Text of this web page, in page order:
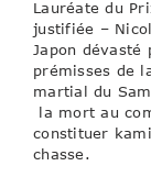
Lauréate du
justifiée –
Japon
prémisses de
martial du
la mort au
constituer
chasse.